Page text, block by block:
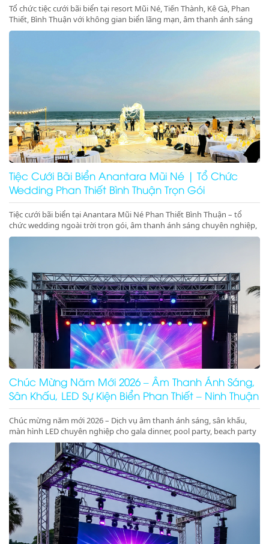
Tổ chức tiệc cưới bãi biển tại resort Mũi Né, Tiến Thành, Kê Gà, Phan
Thiết, Bình Thuận với không gian biển lãng mạn, âm thanh ánh sáng
chuyên nghiệp, sân khấu cưới đẳng cấp. Liên hệ ngay để đặt dịch vụ
Tiệc Cưới Bãi Biển Anantara Mũi Né | Tổ Chức
Wedding Phan Thiết Bình Thuận Trọn Gói
Tiệc cưới bãi biển tại Anantara Mũi Né Phan Thiết Bình Thuận – tổ
chức wedding ngoài trời trọn gói, âm thanh ánh sáng chuyên nghiệp,
sân khấu cưới trên biển sang trọng, lãng mạn, đẳng cấp
Chúc Mừng Năm Mới 2026 – Âm Thanh Ánh Sáng,
Sân Khấu, LED Sự Kiện Biển Phan Thiết – Ninh Thuận
Chúc mừng năm mới 2026 – Dịch vụ âm thanh ánh sáng, sân khấu,
màn hình LED chuyên nghiệp cho gala dinner, pool party, beach party
tại Phan Thiết, Ninh Thuận. Nhận ký hợp đồng dài hạn giá tốt.